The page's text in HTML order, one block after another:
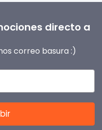
directo a
correo basura :)